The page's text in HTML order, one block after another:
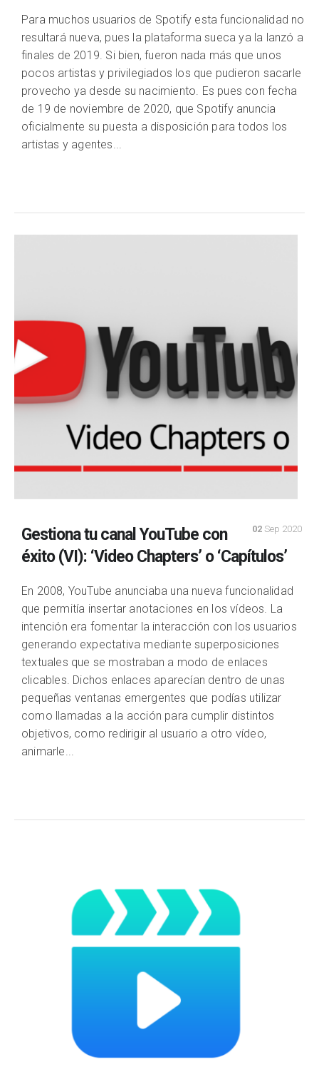
Para muchos usuarios de Spotify esta funcionalidad no
resultará nueva, pues la plataforma sueca ya la lanzó a
finales de 2019. Si bien, fueron nada más que unos
pocos artistas y privilegiados los que pudieron sacarle
provecho ya desde su nacimiento. Es pues con fecha
de 19 de noviembre de 2020, que Spotify anuncia
oficialmente su puesta a disposición para todos los
artistas y agentes...
02 Sep 2020
Gestiona tu canal YouTube con
éxito (VI): ‘Video Chapters’ o ‘Capítulos’
En 2008, YouTube anunciaba una nueva funcionalidad
que permitía insertar anotaciones en los vídeos. La
intención era fomentar la interacción con los usuarios
generando expectativa mediante superposiciones
textuales que se mostraban a modo de enlaces
clicables. Dichos enlaces aparecían dentro de unas
pequeñas ventanas emergentes que podías utilizar
como llamadas a la acción para cumplir distintos
objetivos, como redirigir al usuario a otro vídeo,
animarle...